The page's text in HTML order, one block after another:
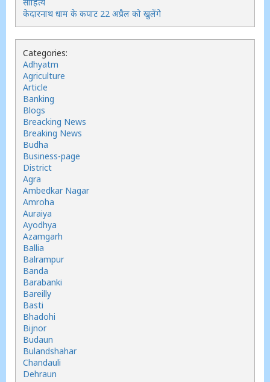
केदारनाथ धाम के कपाट 22 अप्रैल को खुलेंगे
Categories:
Adhyatm
Agriculture
Article
Banking
Blogs
Breacking News
Breaking News
Budha
Business-page
District
Agra
Ambedkar Nagar
Amroha
Auraiya
Ayodhya
Azamgarh
Ballia
Balrampur
Banda
Barabanki
Bareilly
Basti
Bhadohi
Bijnor
Budaun
Bulandshahar
Chandauli
Dehraun